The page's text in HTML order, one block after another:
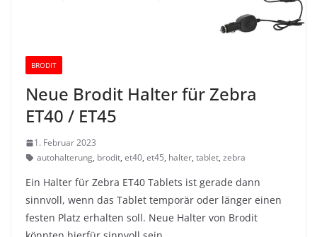
BRODIT
Neue Brodit Halter für Zebra
ET40 / ET45
1. Februar 2023
autohalterung, brodit, et40, et45, halter, tablet, zebra
Ein Halter für Zebra ET40 Tablets ist gerade dann
sinnvoll, wenn das Tablet temporär oder länger einen
festen Platz erhalten soll. Neue Halter von Brodit